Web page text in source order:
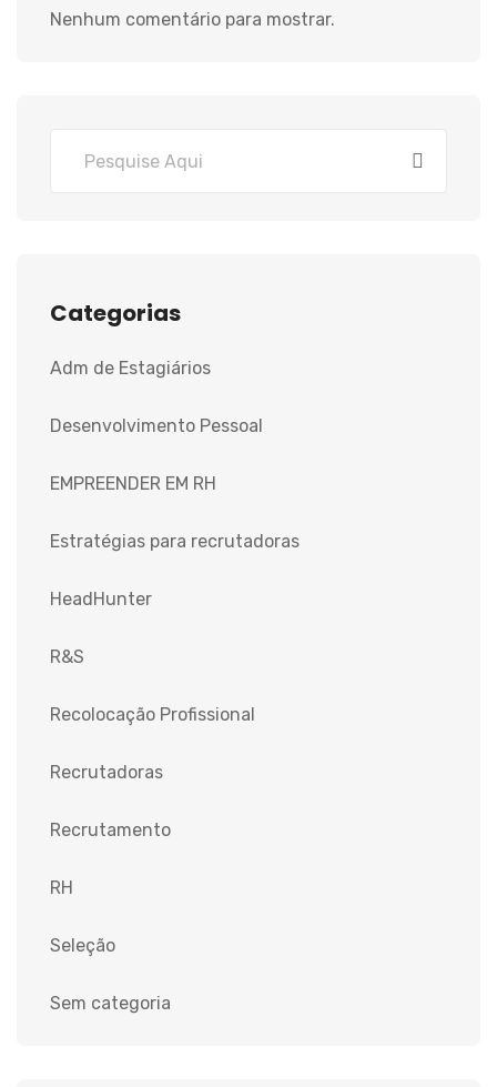
Nenhum comentário para mostrar.
Categorias
Adm de Estagiários
Desenvolvimento Pessoal
EMPREENDER EM RH
Estratégias para recrutadoras
HeadHunter
R&S
Recolocação Profissional
Recrutadoras
Recrutamento
RH
Seleção
Sem categoria